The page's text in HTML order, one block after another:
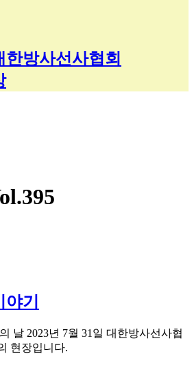
방사선사협회
기
날 2023년 7월 31일 대한방사선사협
현장입니다.